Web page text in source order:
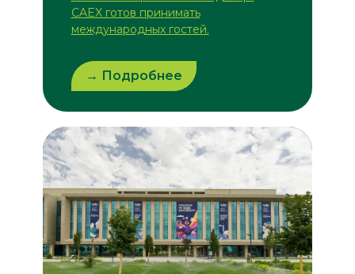
→ Подробнее
CAEX готов принимать
международных гостей.